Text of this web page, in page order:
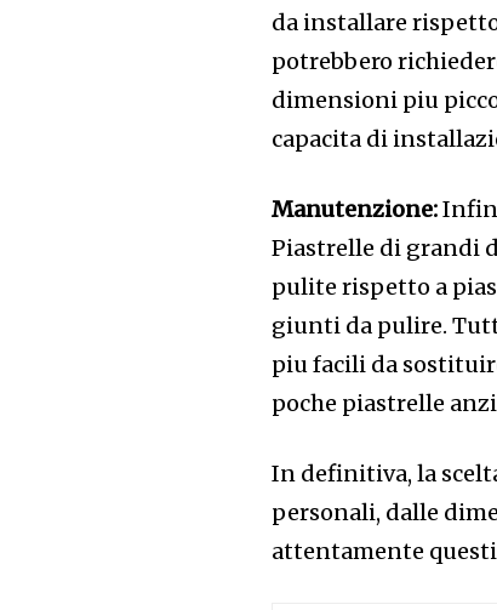
da installare
potrebbero
dimensioni piu
capacita di
Manutenzione:
Piastrelle di grandi
pulite rispetto a
giunti da pulire.
piu facili da
poche piastrelle
In definitiva, la
personali, dalle
attentamente